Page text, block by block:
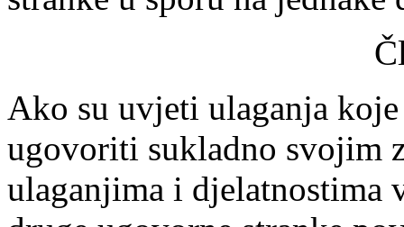
Ako su uvjeti ulaganja
ugovoriti sukladno svojim
ulaganjima i djelatnostima